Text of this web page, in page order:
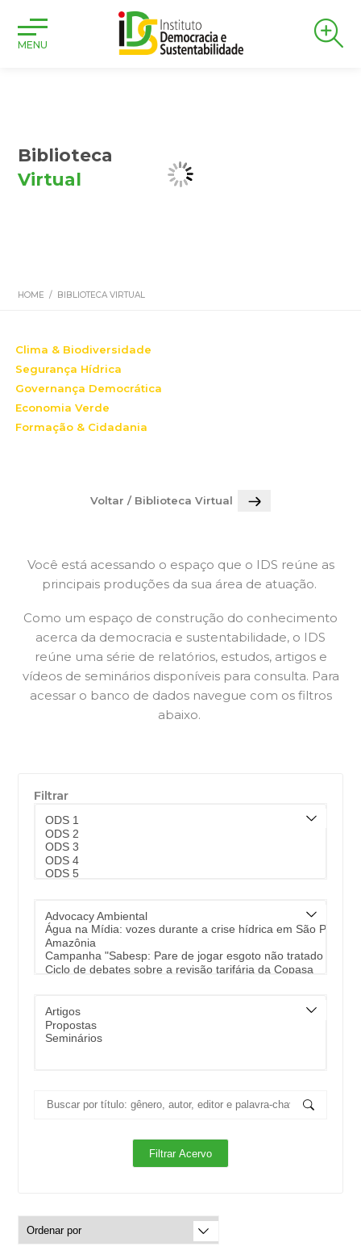
MENU
Biblioteca
Virtual
HOME / BIBLIOTECA VIRTUAL
Clima & Biodiversidade
Segurança Hídrica
Governança Democrática
Economia Verde
Formação & Cidadania
Voltar / Biblioteca Virtual
Você está acessando o espaço que o IDS reúne as
principais produções da sua área de atuação.
Como um espaço de construção do conhecimento
acerca da democracia e sustentabilidade, o IDS
reúne uma série de relatórios, estudos, artigos e
vídeos de seminários disponíveis para consulta. Para
acessar o banco de dados navegue com os filtros
abaixo.
Filtrar